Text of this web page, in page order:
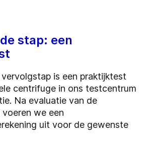
stap: een
vervolgstap is een praktijktest
centrifuge in ons testcentrum
Na evaluatie van de
we een
uit voor de gewenste